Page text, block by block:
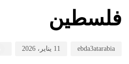
فلسطين
ebda3atarabia 11 يناير، 2026